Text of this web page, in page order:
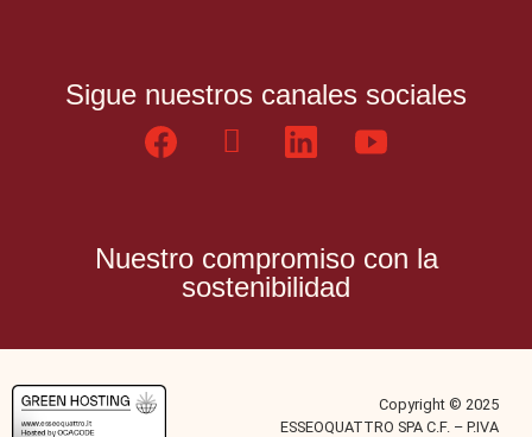
Sigue nuestros canales sociales
Nuestro compromiso con la
sostenibilidad
Copyright © 2025
ESSEOQUATTRO SPA C.F. – P.IVA